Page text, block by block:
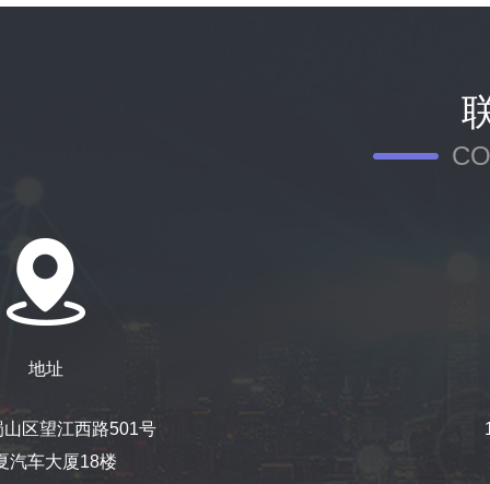
地址
山区望江西路501号
汽车大厦18楼